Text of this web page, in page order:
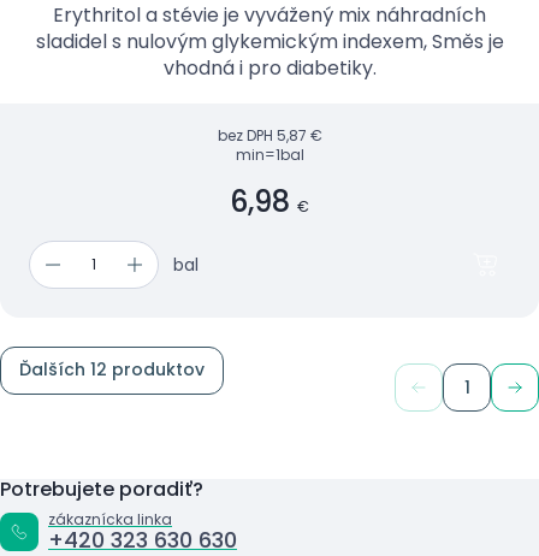
Erythritol a stévie je vyvážený mix náhradních
sladidel s nulovým glykemickým indexem, Směs je
vhodná i pro diabetiky.
bez DPH 5,87 €
min=1bal
6,98 €
bal
Ďalších 12 produktov
1
Potrebujete poradiť?
zákaznícka linka
+420 323 630 630